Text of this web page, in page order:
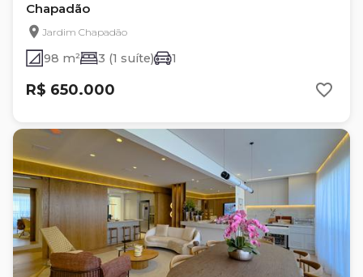
Chapadão
Jardim Chapadão
98 m² 3 (1 suíte) 1
R$ 650.000